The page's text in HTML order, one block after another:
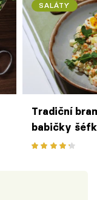
SALÁTY
Tradiční
babičky
Rejhona z